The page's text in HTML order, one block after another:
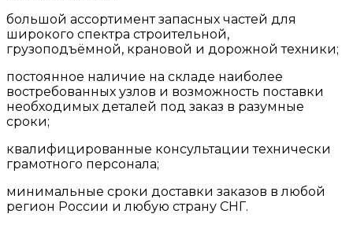
большой ассортимент запасных частей для
широкого спектра строительной,
грузоподъёмной, крановой и дорожной техники;
постоянное наличие на складе наиболее
востребованных узлов и возможность поставки
необходимых деталей под заказ в разумные
сроки;
квалифицированные консультации технически
грамотного персонала;
минимальные сроки доставки заказов в любой
регион России и любую страну СНГ.